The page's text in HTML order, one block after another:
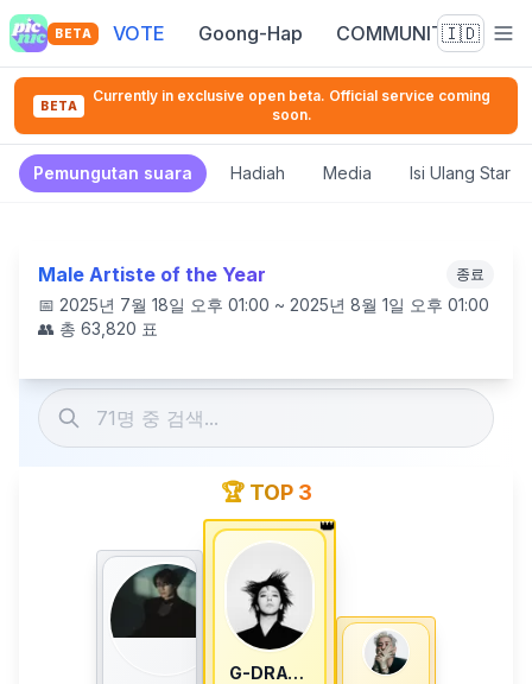
BETA VOTE Goong-Hap COMMUNITY🇮🇩
BETA
Currently in exclusive open beta. Official service coming
soon.
Pemungutan suara Hadiah Media Isi Ulang Star
Male Artiste of the Year 종료
📅 2025년 7월 18일 오후 01:00 ~ 2025년 8월 1일 오후 01:00
👥 총 63,820 표
🏆 TOP 3
👑
G-DRAGON